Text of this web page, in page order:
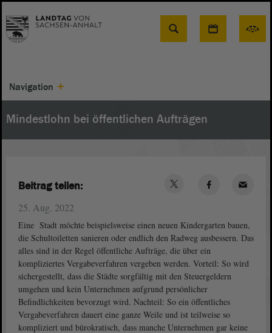
Suche
Navigation
Mindestlohn bei öffentlichen Aufträgen
25. Aug. 2022
Eine Stadt möchte beispielsweise einen neuen Kindergarten bauen,
die Schultoiletten sanieren oder endlich den Radweg ausbessern. Das
alles sind in der Regel öffentliche Aufträge, die über ein
kompliziertes Vergabeverfahren vergeben werden. Vorteil: So wird
sichergestellt, dass die Städte sorgfältig mit den Steuergeldern
umgehen und kein Unternehmen aufgrund persönlicher
Befindlichkeiten bevorzugt wird. Nachteil: So ein öffentliches
Vergabeverfahren dauert eine ganze Weile und ist teilweise so
kompliziert und bürokratisch, dass manche Unternehmen gar keine
Beitrag teilen: